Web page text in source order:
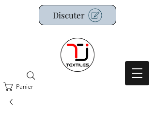
Panier
Discuter